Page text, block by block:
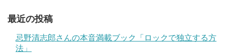
最近の投稿
忌野清志郎さんの本音満載ブック「ロックで独立する方
法」